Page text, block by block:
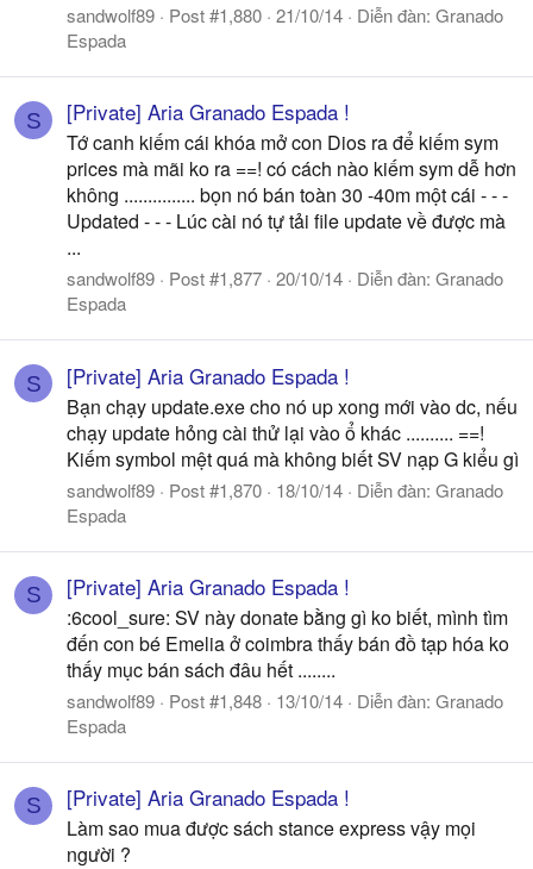
sandwolf89 Post #1,880 21/10/14 Diễn đàn: Granado
Espada
S [Private] Aria Granado Espada !
Tớ canh kiếm cái khóa mở con Dios ra để kiếm sym
prices mà mãi ko ra ==! có cách nào kiếm sym dễ hơn
không ............... bọn nó bán toàn 30 -40m một cái - - -
Updated - - - Lúc cài nó tự tải file update về được mà
...
sandwolf89 Post #1,877 20/10/14 Diễn đàn: Granado
Espada
S [Private] Aria Granado Espada !
Bạn chạy update.exe cho nó up xong mới vào dc, nếu
chạy update hỏng cài thử lại vào ổ khác .......... ==!
Kiếm symbol mệt quá mà không biết SV nạp G kiểu gì
sandwolf89 Post #1,870 18/10/14 Diễn đàn: Granado
Espada
S [Private] Aria Granado Espada !
:6cool_sure: SV này donate bằng gì ko biết, mình tìm
đến con bé Emelia ở coimbra thấy bán đồ tạp hóa ko
thấy mục bán sách đâu hết ........
sandwolf89 Post #1,848 13/10/14 Diễn đàn: Granado
Espada
S [Private] Aria Granado Espada !
Làm sao mua được sách stance express vậy mọi
người ?